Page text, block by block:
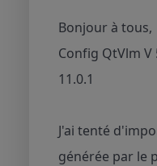
Bonjour à tous,
Config QtVlm V
11.0.1
J'ai tenté
générée par le